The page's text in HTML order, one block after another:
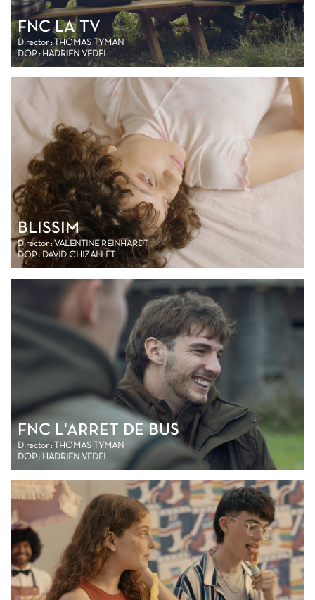
FNC LA TV
Director : THOMAS TYMAN
DOP : HADRIEN VEDEL
BLISSIM
Director : VALENTINE REINHARDT
DOP : DAVID CHIZALLET
FNC L'ARRET DE BUS
Director : THOMAS TYMAN
DOP : HADRIEN VEDEL